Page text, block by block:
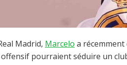
Madrid, Marcelo a
pourraient séduire un